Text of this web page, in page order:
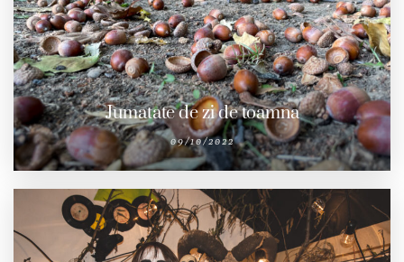
Jumatate de zi de toamna
09/10/2022